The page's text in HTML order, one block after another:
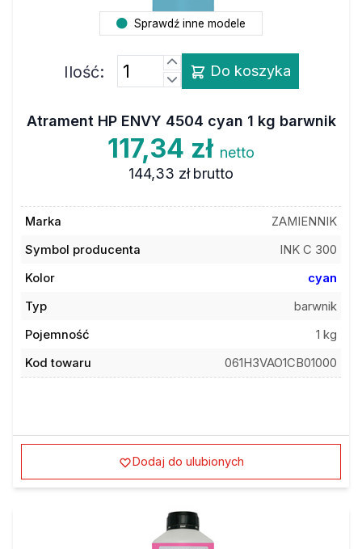
Sprawdź inne modele
Ilość: Do koszyka
Atrament HP ENVY 4504 cyan 1 kg barwnik
117,34 zł netto
144,33 zł brutto
Marka
ZAMIENNIK
Symbol producenta
INK C 300
Kolor
cyan
Typ
barwnik
Pojemność
1 kg
Kod towaru
061H3VAO1CB01000
Dodaj do ulubionych